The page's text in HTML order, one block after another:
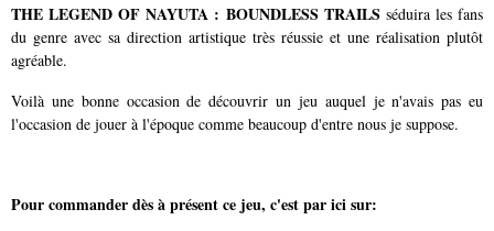
THE LEGEND OF NAYUTA : BOUNDLESS TRAILS séduira les fans
du genre avec sa direction artistique très réussie et une réalisation plutôt
agréable.
Voilà une bonne occasion de découvrir un jeu auquel je n'avais pas eu
l'occasion de jouer à l'époque comme beaucoup d'entre nous je suppose.
Pour commander dès à présent ce jeu, c'est par ici sur: